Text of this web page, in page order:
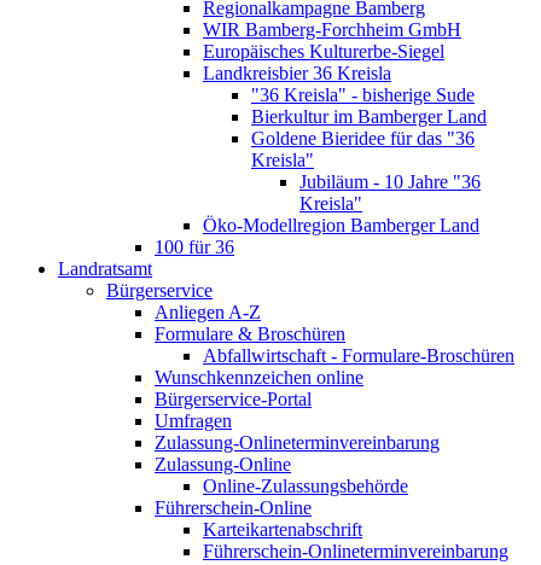
Regionalkampagne Bamberg
WIR Bamberg-Forchheim GmbH
Europäisches Kulturerbe-Siegel
Landkreisbier 36 Kreisla
"36 Kreisla" - bisherige Sude
Bierkultur im Bamberger Land
Goldene Bieridee für das "36
Kreisla"
Jubiläum - 10 Jahre "36
Kreisla"
Öko-Modellregion Bamberger Land
100 für 36
Landratsamt
Bürgerservice
Anliegen A-Z
Formulare & Broschüren
Abfallwirtschaft - Formulare-Broschüren
Wunschkennzeichen online
Bürgerservice-Portal
Umfragen
Zulassung-Onlineterminvereinbarung
Zulassung-Online
Online-Zulassungsbehörde
Führerschein-Online
Karteikartenabschrift
Führerschein-Onlineterminvereinbarung